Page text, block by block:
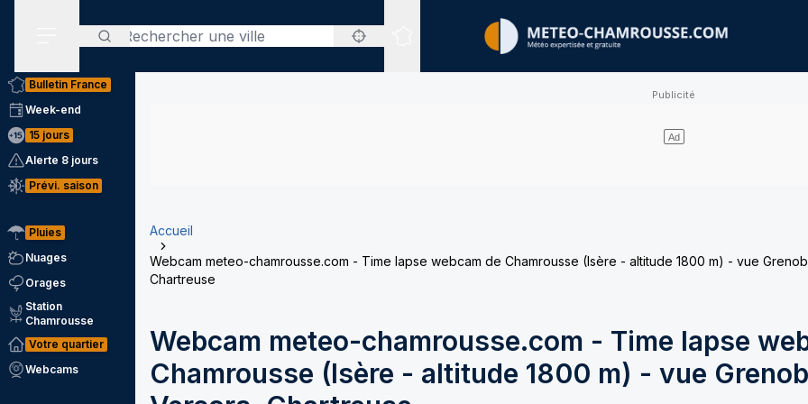
Rechercher
Sites expertisés
Bulletin France
Week-end
15 jours
Alerte 8 jours
Prévi. saison
Pluies
Nuages
Orages
Station
Chamrousse
Votre quartier
Webcams
Accueil
Webcam meteo-chamrousse.com - Time lapse webcam de Chamrousse (Isère - altitude 1800 m) - vue
Chartreuse
Webcam meteo-chamrousse.com - Time lapse
Chamrousse (Isère - altitude 1800 m) - vue